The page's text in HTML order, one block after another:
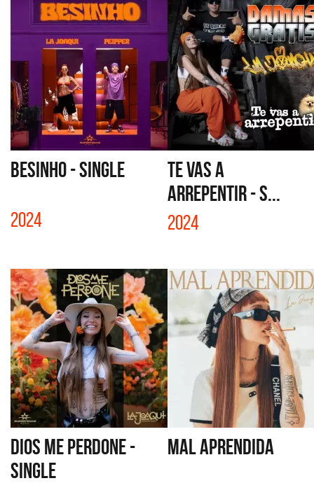
BESINHO - SINGLE
2024
TE VAS A
ARREPENTIR - S...
2024
DIOS ME PERDONE -
SINGLE
MAL APRENDIDA